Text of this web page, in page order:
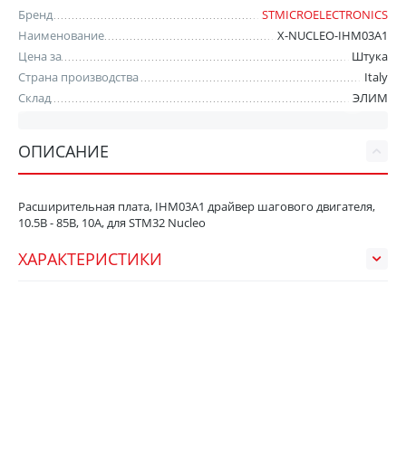
Бренд
STMICROELECTRONICS
Наименование
X-NUCLEO-IHM03A1
Цена за
Штука
Страна производства
Italy
Склад
ЭЛИМ
ОПИСАНИЕ
Расширительная плата, IHM03A1 драйвер шагового двигателя,
10.5В - 85В, 10А, для STM32 Nucleo
ХАРАКТЕРИСТИКИ